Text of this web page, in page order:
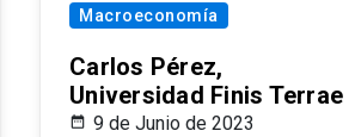
Macroeconomía
Carlos Pérez,
Universidad Finis Terrae
9 de Junio de 2023